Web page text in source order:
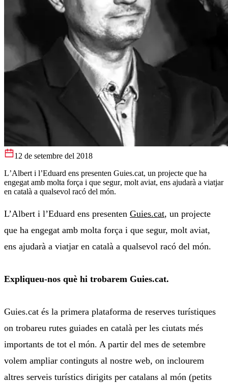
12 de setembre del 2018
L’Albert i l’Eduard ens presenten Guies.cat, un projecte que ha
engegat amb molta força i que segur, molt aviat, ens ajudarà a viatjar
en català a qualsevol racó del món.
L’Albert i l’Eduard ens presenten Guies.cat, un projecte
que ha engegat amb molta força i que segur, molt aviat,
ens ajudarà a viatjar en català a qualsevol racó del món.
Expliqueu-nos què hi trobarem Guies.cat.
Guies.cat és la primera plataforma de reserves turístiques
on trobareu rutes guiades en català per les ciutats més
importants de tot el món. A partir del mes de setembre
volem ampliar continguts al nostre web, on inclourem
altres serveis turístics dirigits per catalans al món (petits